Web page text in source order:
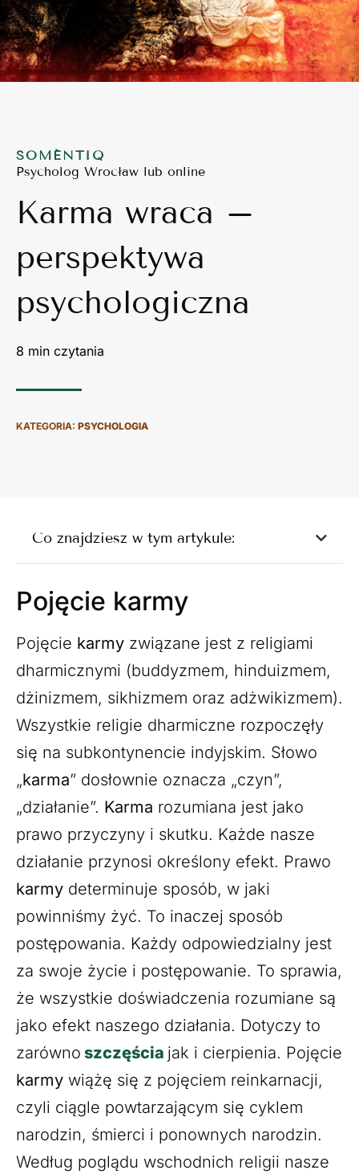
SOMÉNTIQ
Psycholog Wrocław lub online
Karma wraca –
perspektywa
psychologiczna
KATEGORIA: PSYCHOLOGIA
Co znajdziesz w tym artykule:
Pojęcie karmy
Pojęcie karmy związane jest z religiami
dharmicznymi (buddyzmem, hinduizmem,
dżinizmem, sikhizmem oraz adżwikizmem).
Wszystkie religie dharmiczne rozpoczęły
się na subkontynencie indyjskim. Słowo
„karma” dosłownie oznacza „czyn”,
„działanie”. Karma rozumiana jest jako
prawo przyczyny i skutku. Każde nasze
działanie przynosi określony efekt. Prawo
karmy determinuje sposób, w jaki
powinniśmy żyć. To inaczej sposób
postępowania. Każdy odpowiedzialny jest
za swoje życie i postępowanie. To sprawia,
że wszystkie doświadczenia rozumiane są
jako efekt naszego działania. Dotyczy to
zarówno szczęścia jak i cierpienia. Pojęcie
karmy wiążę się z pojęciem reinkarnacji,
czyli ciągle powtarzającym się cyklem
narodzin, śmierci i ponownych narodzin.
Według poglądu wschodnich religii nasze